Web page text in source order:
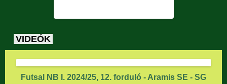
VIDEÓK
Futsal NB I. 2024/25, 12. forduló - Aramis SE - SG